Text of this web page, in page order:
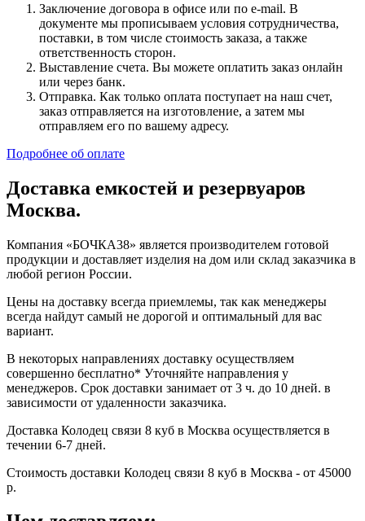
Заключение договора в офисе или по e-mail. В
документе мы прописываем условия сотрудничества,
поставки, в том числе стоимость заказа, а также
ответственность сторон.
Выставление счета. Вы можете оплатить заказ онлайн
или через банк.
Отправка. Как только оплата поступает на наш счет,
заказ отправляется на изготовление, а затем мы
отправляем его по вашему адресу.
Подробнее об оплате
Доставка емкостей и резервуаров
Москва.
Компания «БОЧКА38» является производителем готовой
продукции и доставляет изделия на дом или склад заказчика в
любой регион России.
Цены на доставку всегда приемлемы, так как менеджеры
всегда найдут самый не дорогой и оптимальный для вас
вариант.
В некоторых направлениях доставку осуществляем
совершенно бесплатно* Уточняйте направления у
менеджеров. Срок доставки занимает от 3 ч. до 10 дней. в
зависимости от удаленности заказчика.
Доставка Колодец связи 8 куб в Москва осуществляется в
течении 6-7 дней.
Стоимость доставки Колодец связи 8 куб в Москва - от 45000
р.